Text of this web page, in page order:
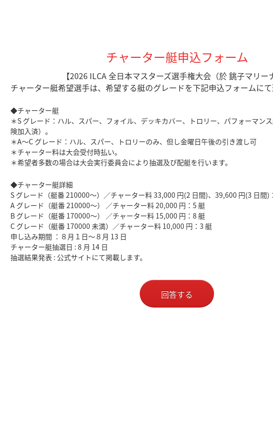
チャーター艇申込フォーム
【2026 ILCA 全日本マスターズ選手権大会（於 銚子マリー
チャーター艇希望選手は、希望する艇のグレードを下記申込フォームにて
◆チャーター艇
＊S グレード：ハル、スパー、フォイル、デッキカバー、トロリー、パフォーマン
険加入済）。
＊A～C グレード：ハル、スパー、トロリーのみ、但し金曜日午後の引き渡し可
＊チャーター料は大会受付時払い。
＊希望者多数の場合は大会実行委員会により抽選及び配艇を行います。
◆チャーター艇詳細
S グレード（艇番 210000〜）／チャーター料 33,000 円(2 日間)、39,600 円(3 日間)
A グレード（艇番 210000〜） ／チャーター料 20,000 円：5 艇
B グレード（艇番 170000〜） ／チャーター料 15,000 円：8 艇
C グレード（艇番 170000 未満）／チャーター料 10,000 円：3 艇
申し込み期間 ：８月１日～８月 13 日
チャーター艇抽選日 : 8 月 14 日
抽選結果発表 : 公式サイトにて掲載します。
回答する